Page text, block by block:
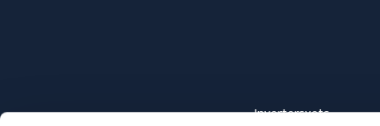
Invertersvets